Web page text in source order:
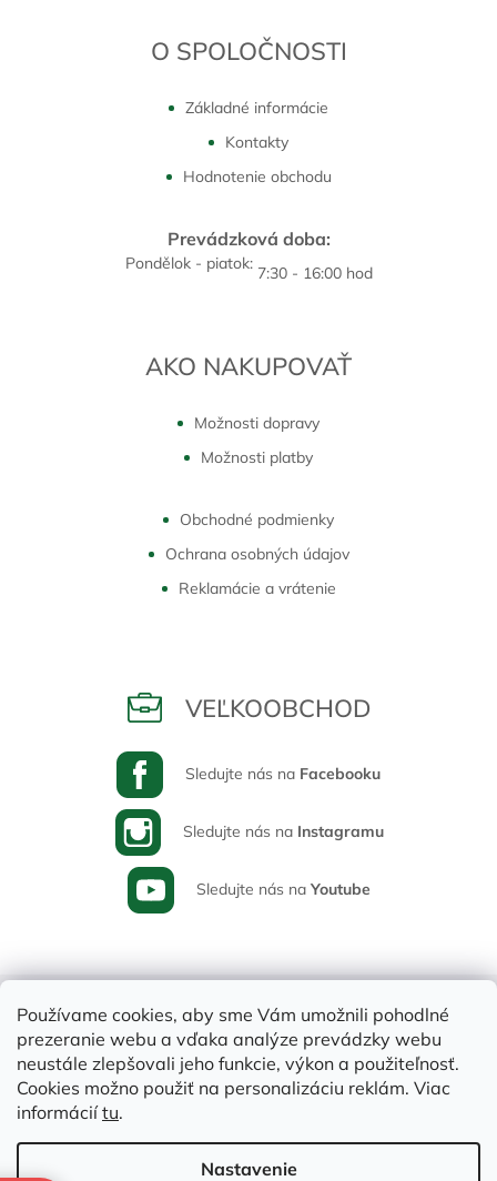
Používame cookies, aby sme Vám umožnili pohodlné
prezeranie webu a vďaka analýze prevádzky webu
neustále zlepšovali jeho funkcie, výkon a použiteľnosť.
Cookies možno použiť na personalizáciu reklám. Viac
informáciítu.
Nastavenie
O SPOLOČNOSTI
Základné informácie
Kontakty
Hodnotenie obchodu
Prevádzková doba:
Pondělok - piatok: 7:30 - 16:00 hod
AKO NAKUPOVAŤ
Možnosti dopravy
Možnosti platby
Obchodné podmienky
Ochrana osobných údajov
Reklamácie a vrátenie
VEĽKOOBCHOD
Sledujte nás na Facebooku
Sledujte nás na Instagramu
Sledujte nás na Youtube